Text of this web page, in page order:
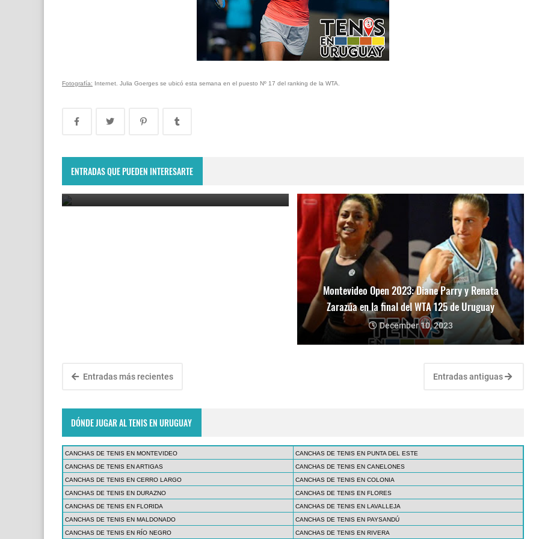
Fotografía: Internet. Julia Goerges se ubicó esta semana en el puesto Nº 17 del ranking de la WTA.
ENTRADAS QUE PUEDEN INTERESARTE
campeona del WTA 125 de Uruguay
December 11, 2023
Montevideo Open 2023: Diane Parry y Renata
Zarazúa en la final del WTA 125 de Uruguay
December 10, 2023
Entradas más recientes Entradas antiguas
DÓNDE JUGAR AL TENIS EN URUGUAY
CANCHAS DE TENIS EN MONTEVIDEO
CANCHAS DE TENIS EN PUNTA DEL ESTE
CANCHAS DE TENIS EN ARTIGAS
CANCHAS DE TENIS EN CANELONES
CANCHAS DE TENIS EN CERRO LARGO
CANCHAS DE TENIS EN COLONIA
CANCHAS DE TENIS EN DURAZNO
CANCHAS DE TENIS EN FLORES
CANCHAS DE TENIS EN FLORIDA
CANCHAS DE TENIS EN LAVALLEJA
CANCHAS DE TENIS EN MALDONADO
CANCHAS DE TENIS EN PAYSANDÚ
CANCHAS DE TENIS EN RÍO NEGRO
CANCHAS DE TENIS EN RIVERA